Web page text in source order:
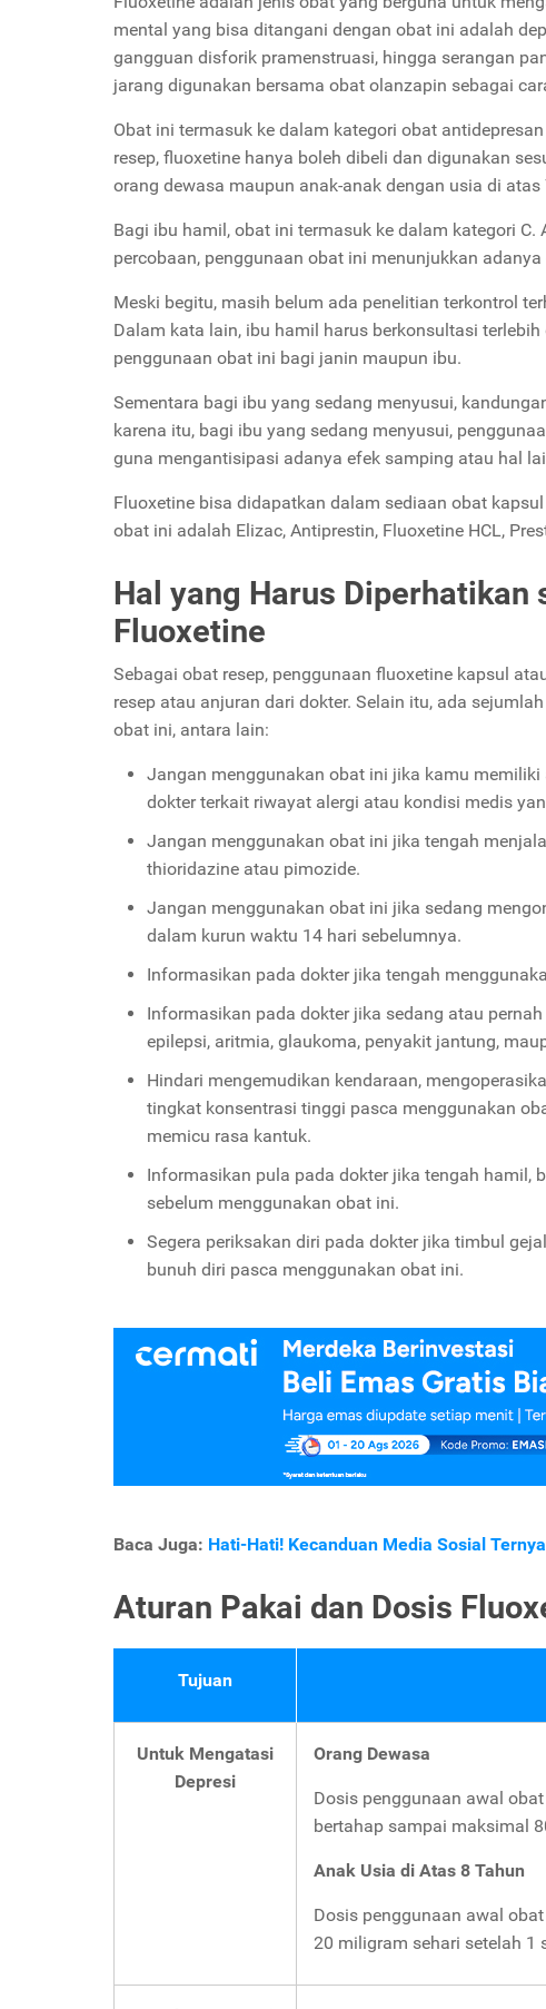
mental yang bisa ditangani dengan obat ini adalah
gangguan disforik pramenstruasi, hingga serangan
jarang digunakan bersama obat olanzapin sebagai
Obat ini termasuk ke dalam kategori obat antidepresan
resep, fluoxetine hanya boleh dibeli dan digunakan
orang dewasa maupun anak-anak dengan usia di atas
Bagi ibu hamil, obat ini termasuk ke dalam kategori
percobaan, penggunaan obat ini menunjukkan
Meski begitu, masih belum ada penelitian terkontrol
Dalam kata lain, ibu hamil harus berkonsultasi
penggunaan obat ini bagi janin maupun ibu.
Sementara bagi ibu yang sedang menyusui,
karena itu, bagi ibu yang sedang menyusui,
guna mengantisipasi adanya efek samping atau hal
Fluoxetine bisa didapatkan dalam sediaan obat
obat ini adalah Elizac, Antiprestin, Fluoxetine HCL,
Hal yang Harus Diperhatikan
Fluoxetine
Sebagai obat resep, penggunaan fluoxetine kapsul
resep atau anjuran dari dokter. Selain itu, ada
obat ini, antara lain:
Jangan menggunakan obat ini jika kamu
dokter terkait riwayat alergi atau kondisi medis
Jangan menggunakan obat ini jika tengah
thioridazine atau pimozide.
Jangan menggunakan obat ini jika sedang
dalam kurun waktu 14 hari sebelumnya.
Informasikan pada dokter jika tengah
Informasikan pada dokter jika sedang atau
epilepsi, aritmia, glaukoma, penyakit jantung,
Hindari mengemudikan kendaraan,
tingkat konsentrasi tinggi pasca menggunakan
memicu rasa kantuk.
Informasikan pula pada dokter jika tengah hamil,
sebelum menggunakan obat ini.
Segera periksakan diri pada dokter jika timbul
bunuh diri pasca menggunakan obat ini.
Baca Juga: Hati-Hati! Kecanduan Media Sosial
Aturan Pakai dan Dosis
Tujuan
Untuk Mengatasi
Depresi
Orang Dewasa
Dosis penggunaan awal
bertahap sampai maksimal
Anak Usia di Atas 8 Tahun
Dosis penggunaan awal
20 miligram sehari setelah 1